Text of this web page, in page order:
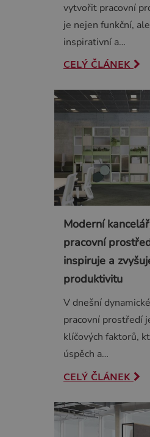
vytvořit pracovní
je nejen funkční,
inspirativní a…
CELÝ ČLÁNEK
Moderní
pracovní
inspiruje a
produktivitu
V dnešní
pracovní prostředí
klíčových faktorů,
úspěch a…
CELÝ ČLÁNEK